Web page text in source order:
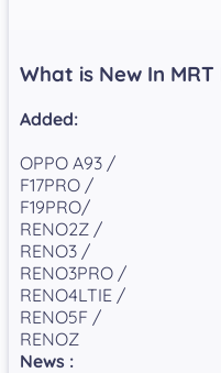
What is New In
Added:
OPPO A93 /
F17PRO /
F19PRO/
RENO2Z /
RENO3 /
RENO3PRO /
RENO4LTIE /
RENO5F /
RENOZ
News :